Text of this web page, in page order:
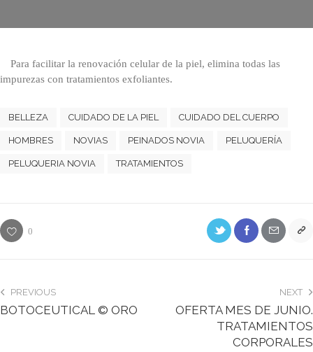
Para facilitar la renovación celular de la piel, elimina todas las
impurezas con tratamientos exfoliantes.
BELLEZA CUIDADO DE LA PIEL CUIDADO DEL CUERPO
HOMBRES NOVIAS PEINADOS NOVIA PELUQUERÍA
PELUQUERIA NOVIA TRATAMIENTOS
0
PREVIOUS
BOTOCEUTICAL © ORO
NEXT
OFERTA MES DE JUNIO.
TRATAMIENTOS
CORPORALES